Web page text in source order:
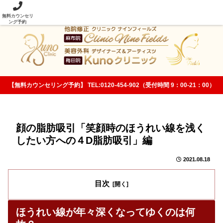
【無料カウンセリング予約】 TEL:0120-454-902（受付時間 9：00-21：00）
顔の脂肪吸引「笑顔時のほうれい線を浅く
したい方への４D脂肪吸引」編
2021.08.18
目次
ほうれい線が年々深くなってゆくのは何
無料カウンセリ
ング予約